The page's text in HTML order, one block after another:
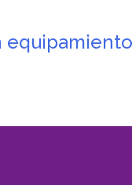
equipamiento